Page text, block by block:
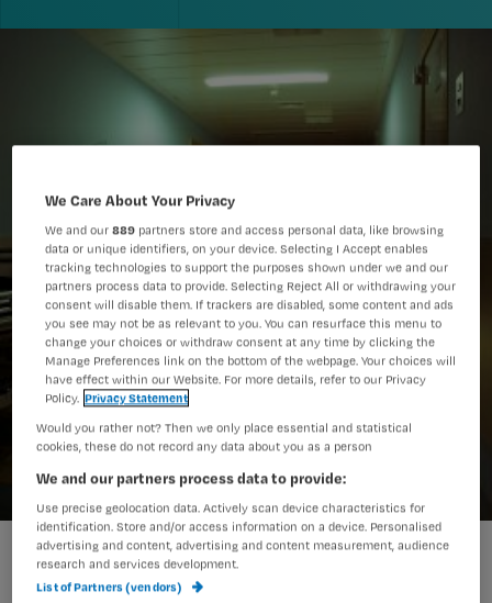
verpleegkundige palliatieve zorg.jpg
We Care About Your Privacy
We and our889 partners store and access personal data, like browsing
data or unique identifiers, on your device. Selecting I Accept enables
tracking technologies to support the purposes shown under we and our
partners process data to provide. Selecting Reject All or withdrawing your
consent will disable them. If trackers are disabled, some content and ads
you see may not be as relevant to you. You can resurface this menu to
change your choices or withdraw consent at any time by clicking the
Manage Preferences link on the bottom of the webpage. Your choices will
have effect within our Website. For more details, refer to our Privacy
Policy. Privacy Statement
Would you rather not? Then we only place essential and statistical
cookies, these do not record any data about you as a person
We and our partners process data to provide:
Use precise geolocation data. Actively scan device characteristics for
identification. Store and/or access information on a device. Personalised
advertising and content, advertising and content measurement, audience
research and services development.
List of Partners (vendors)